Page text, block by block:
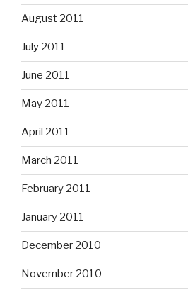
August 2011
July 2011
June 2011
May 2011
April 2011
March 2011
February 2011
January 2011
December 2010
November 2010